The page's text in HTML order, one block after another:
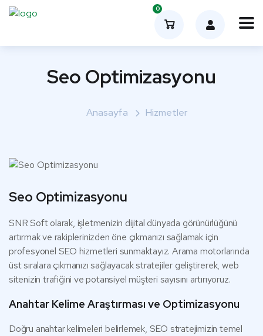
0
Seo Optimizasyonu
Anasayfa Hizmetler
Seo Optimizasyonu
SNR Soft olarak, işletmenizin dijital dünyada görünürlüğünü
artırmak ve rakiplerinizden öne çıkmanızı sağlamak için
profesyonel SEO hizmetleri sunmaktayız. Arama motorlarında
üst sıralara çıkmanızı sağlayacak stratejiler geliştirerek, web
sitenizin trafiğini ve potansiyel müşteri sayısını artırıyoruz.
Anahtar Kelime Araştırması ve Optimizasyonu
Doğru anahtar kelimeleri belirlemek, SEO stratejimizin temel